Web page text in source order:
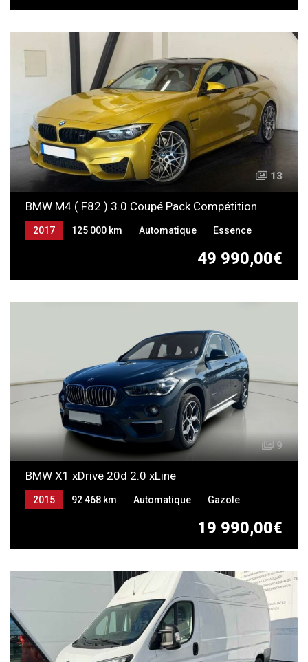
13
BMW M4 ( F82 ) 3.0 Coupé Pack Compétition
49 990,00€
2017 125 000 km Automatique Essence
9
BMW X1 xDrive 20d 2.0 xLine
19 990,00€
2015 92 468 km Automatique Gazole